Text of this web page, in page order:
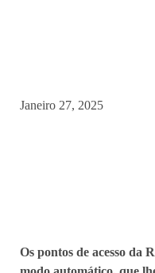
Janeiro 27, 2025
Os pontos de acesso da